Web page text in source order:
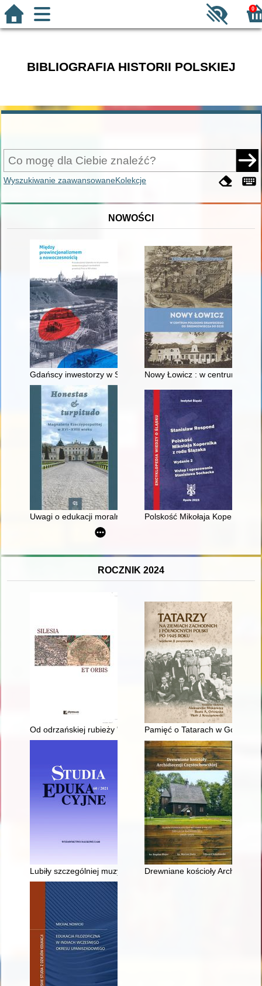
0
BIBLIOGRAFIA HISTORII POLSKIEJ
Wyszukiwanie zaawansowaneKolekcje
NOWOŚCI
Gdańscy inwestorzy w Sopocie : prestiż finansowy i
Nowy Łowicz : w centrum
Uwagi o edukacji moralnej synów szlacheckich w XVI-
Polskość Mikołaja Kopernika z
ROCZNIK 2024
Od odrzańskiej rubieży "państwa gnieźnieńskiego" do
Pamięć o Tatarach w Gorzowie
Lubiły szczególniej muzykę, która część ich wychowania
Drewniane kościoły